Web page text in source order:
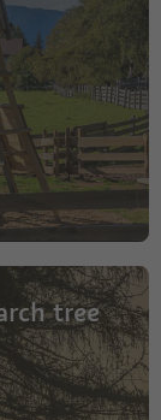
tree